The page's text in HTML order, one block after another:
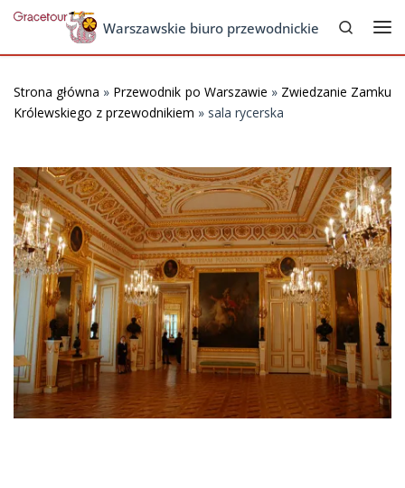
Skip to contentWarszawskie biuro przewodnickie
Search
Strona główna » Przewodnik po Warszawie » Zwiedzanie Zamku
Królewskiego z przewodnikiem » sala rycerska